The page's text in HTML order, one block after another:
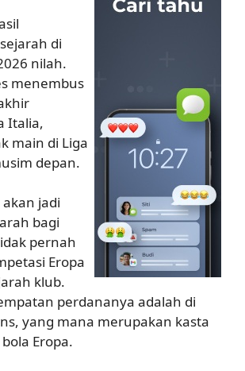
di
nilah.
menembus
Italia,
main di Liga
depan.
jadi
bagi
pernah
Eropa
klub.
perdananya adalah di
yang mana merupakan kasta
Eropa.